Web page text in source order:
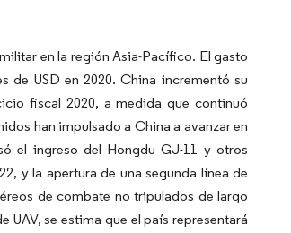
en la región Asia-Pacífico. El gasto
de USD en 2020. China incrementó su
fiscal 2020, a medida que continuó
han impulsado a China a avanzar en
el ingreso del Hongdu GJ-11 y otros
y la apertura de una segunda línea de
de combate no tripulados de largo
se estima que el país representará